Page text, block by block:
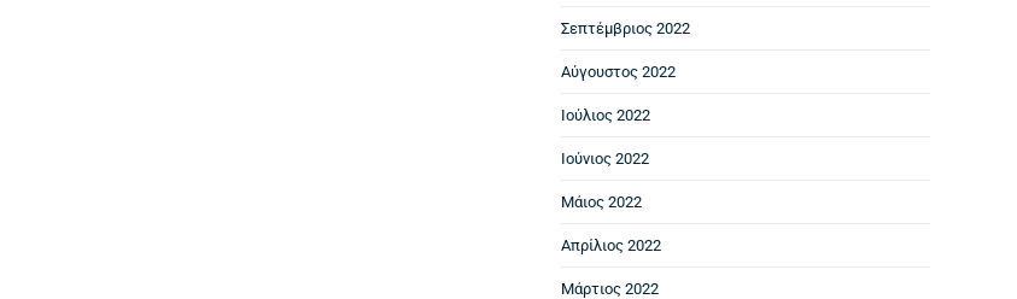
Σεπτέμβριος 2022
Αύγουστος 2022
Ιούλιος 2022
Ιούνιος 2022
Μάιος 2022
Απρίλιος 2022
Μάρτιος 2022